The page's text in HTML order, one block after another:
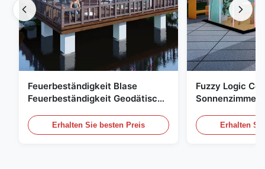
Feuerbeständigkeit Blase
Feuerbeständigkeit Geodätisch
Erhalten Sie besten Preis
Fuzzy Logic
Sonnenzimmer
Erhalten